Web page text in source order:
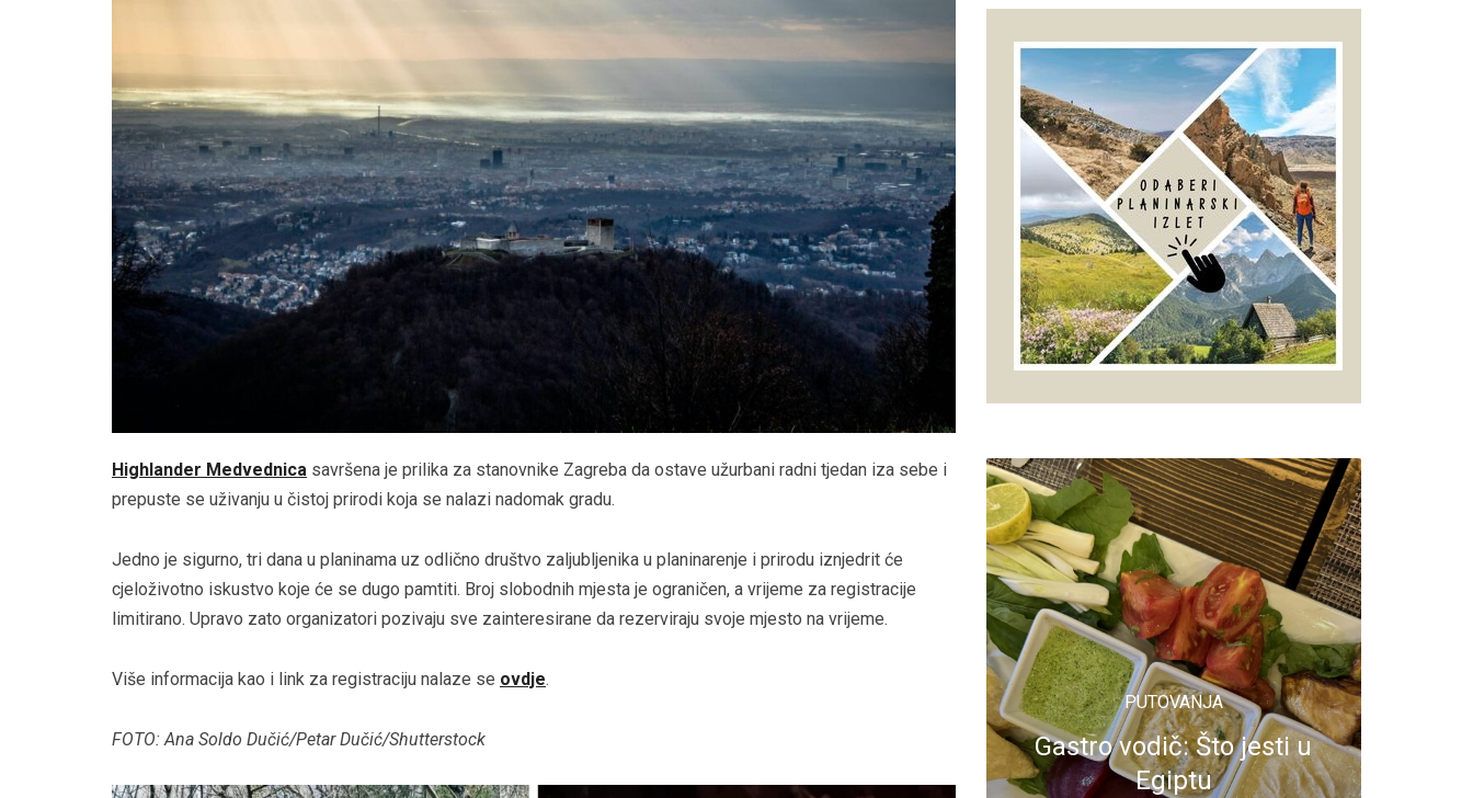
Highlander Medvednica savršena je prilika za stanovnike Zagreba da ostave užurbani radni tjedan iza sebe i
prepuste se uživanju u čistoj prirodi koja se nalazi nadomak gradu.
Jedno je sigurno, tri dana u planinama uz odlično društvo zaljubljenika u planinarenje i prirodu iznjedrit će
cjeloživotno iskustvo koje će se dugo pamtiti. Broj slobodnih mjesta je ograničen, a vrijeme za registracije
limitirano. Upravo zato organizatori pozivaju sve zainteresirane da rezerviraju svoje mjesto na vrijeme.
Više informacija kao i link za registraciju nalaze se ovdje.
FOTO: Ana Soldo Dučić/Petar Dučić/Shutterstock
PUTOVANJA
Gastro vodič: Što jesti u
Egiptu